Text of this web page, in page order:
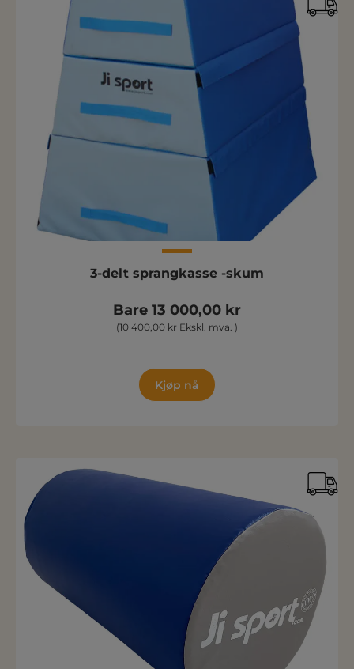
3-delt sprangkasse -skum
Bare 13 000,00 kr
(10 400,00 kr Ekskl. mva. )
Kjøp nå